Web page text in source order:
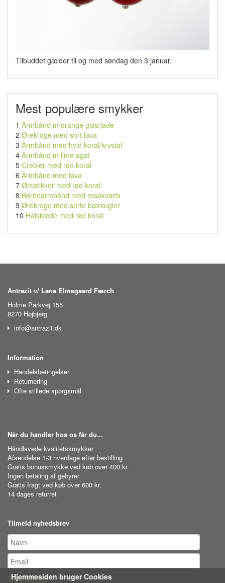
Tilbuddet gælder til og med søndag den 3 januar.
Mest populære smykker
1 Armbånd m orange glas/jade
2 Ørekroge med sort lava
3 Armbånd med hvid koral/krystal
4 Armbånd m lime agat
5 Creoler med rød koral
6 Armbånd med lava
7 Ørestikker med rød koral
8 Børnearmbånd med rosakvarts
9 Ørekroge med sorte bærkugler
10 Halskæde med rød koral
Antrazit v/ Lene Elmegaard Færch
Holme Parkvej 155
8270 Højbjerg
info@antrazit.dk
Information
Handelsbetingelser
Returnering
Ofte stillede spørgsmål
Når du handler hos os får du...
Håndlavede kvalitetssmykker
Afsendelse 1-3 hverdage efter bestilling
Gratis bonussmykke ved køb over 400 kr.
Ingen betaling af gebyrer
Gratis fragt ved køb over 600 kr.
14 dages returret
Tilmeld nyhedsbrev
Hjemmesiden bruger Cookies